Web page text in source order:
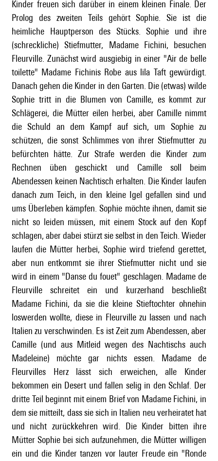
Kinder freuen sich darüber in einem kleinen Finale. Der
Prolog des zweiten Teils gehört Sophie. Sie ist die
heimliche Hauptperson des Stücks. Sophie und ihre
(schreckliche) Stiefmutter, Madame Fichini, besuchen
Fleurville. Zunächst wird ausgiebig in einer "Air de belle
toilette" Madame Fichinis Robe aus lila Taft gewürdigt.
Danach gehen die Kinder in den Garten. Die (etwas) wilde
Sophie tritt in die Blumen von Camille, es kommt zur
Schlägerei, die Mütter eilen herbei, aber Camille nimmt
die Schuld an dem Kampf auf sich, um Sophie zu
schützen, die sonst Schlimmes von ihrer Stiefmutter zu
befürchten hätte. Zur Strafe werden die Kinder zum
Rechnen üben geschickt und Camille soll beim
Abendessen keinen Nachtisch erhalten. Die Kinder laufen
danach zum Teich, in den kleine Igel gefallen sind und
ums Überleben kämpfen. Sophie möchte ihnen, damit sie
nicht so leiden müssen, mit einem Stock auf den Kopf
schlagen, aber dabei stürzt sie selbst in den Teich. Wieder
laufen die Mütter herbei, Sophie wird triefend gerettet,
aber nun entkommt sie ihrer Stiefmutter nicht und sie
wird in einem "Danse du fouet" geschlagen. Madame de
Fleurville schreitet ein und kurzerhand beschließt
Madame Fichini, da sie die kleine Stieftochter ohnehin
loswerden wollte, diese in Fleurville zu lassen und nach
Italien zu verschwinden. Es ist Zeit zum Abendessen, aber
Camille (und aus Mitleid wegen des Nachtischs auch
Madeleine) möchte gar nichts essen. Madame de
Fleurvilles Herz lässt sich erweichen, alle Kinder
bekommen ein Desert und fallen selig in den Schlaf. Der
dritte Teil beginnt mit einem Brief von Madame Fichini, in
dem sie mitteilt, dass sie sich in Italien neu verheiratet hat
und nicht zurückkehren wird. Die Kinder bitten ihre
Mütter Sophie bei sich aufzunehmen, die Mütter willigen
ein und die Kinder tanzen vor lauter Freude ein "Ronde